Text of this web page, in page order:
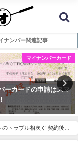
ナンバー関連記事
マイナンバーカード
ーカードの申請はスマ
のトラブル相次ぐ 契約後に